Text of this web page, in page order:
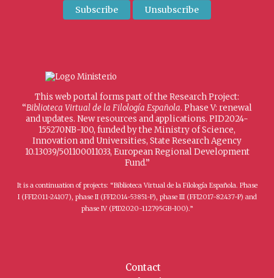
This web portal forms part of the Research Project:
“Biblioteca Virtual de la Filología Española. Phase V: renewal
and updates. New resources and applications. PID2024-
155270NB-I00, funded by the Ministry of Science,
Innovation and Universities, State Research Agency
10.13039/501100011033, European Regional Development
Fund.”
It is a continuation of projects: “Biblioteca Virtual de la Filología Española. Phase
I (FFI2011-24107), phase II (FFI2014-53851-P), phase III (FFI2017-82437-P) and
phase IV (PID2020-112795GB-I00).”
Contact